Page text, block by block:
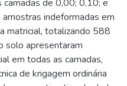
de 0,00; 0,10; e
indeformadas em
matricial, totalizando 588
solo apresentaram
em todas as camadas,
de krigagem ordinária